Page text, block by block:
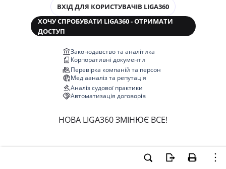
ВХІД ДЛЯ КОРИСТУВАЧІВ LIGA360
ХОЧУ СПРОБУВАТИ LIGA360 - ОТРИМАТИ
ДОСТУП
Законодавство та аналітика
Корпоративні документи
Перевірка компаній та персон
Медіааналіз та репутація
Аналіз судової практики
Автоматизація договорів
НОВА LIGA360 ЗМІНЮЄ ВСЕ!